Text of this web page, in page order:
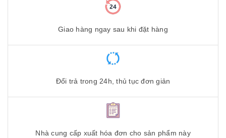
Giao hàng ngay sau khi đặt hàng
Đổi trả trong 24h, thủ tục đơn giản
Nhà cung cấp xuất hóa đơn cho sản phẩm này